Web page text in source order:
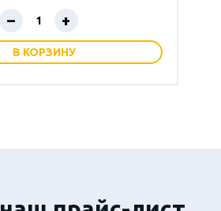
– +
В КОРЗИНУ